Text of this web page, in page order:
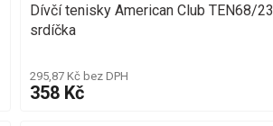
Dívčí tenisky American Club TEN68/23
srdíčka
295,87 Kč bez DPH
358 Kč